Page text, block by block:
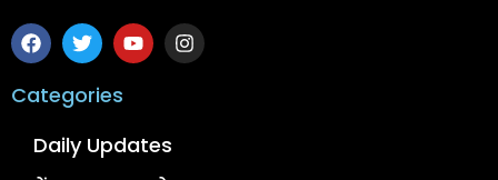
Categories
Daily Updates